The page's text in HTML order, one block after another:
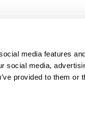
media features
social media,
provided to them or
> Obchodní podmínky
> Kontakty
> GDPR